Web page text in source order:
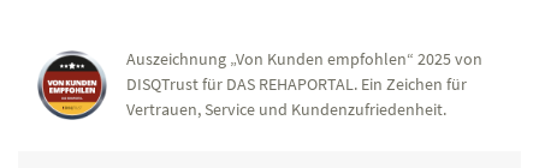
Auszeichnung „Von Kunden empfohlen“ 2025 von
DISQTrust für DAS REHAPORTAL. Ein Zeichen für
Vertrauen, Service und Kundenzufriedenheit.